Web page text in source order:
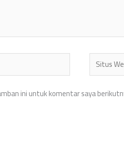
Situs
Web
ini untuk komentar saya